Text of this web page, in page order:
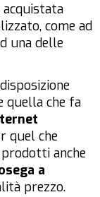
acquistata
come ad
una delle
quella che fa
quel che
anche
a
prezzo.